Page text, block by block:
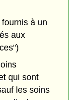
à un
aux
qui sont
les soins